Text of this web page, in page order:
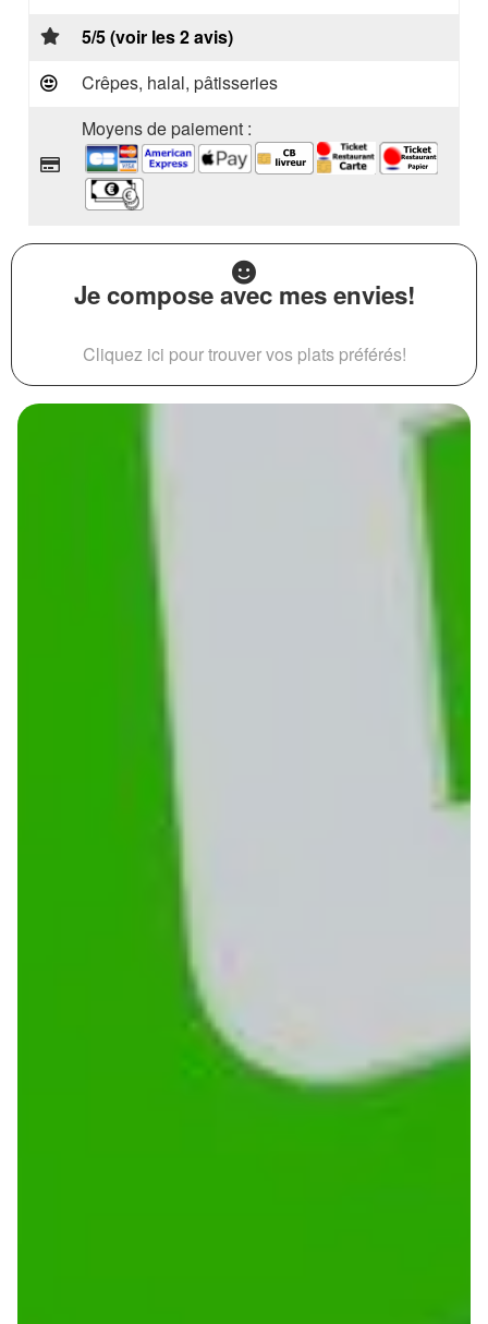
5/5 (voir les 2 avis)
Crêpes, halal, pâtisseries
Moyens de paiement :
Je compose avec mes envies!
Cliquez ici pour trouver vos plats préférés!